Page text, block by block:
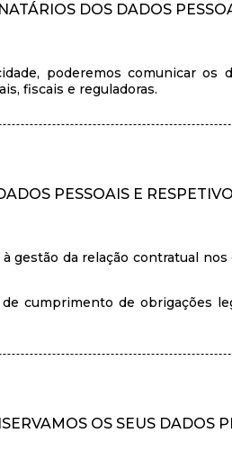
DOS DADOS
poderemos comunicar os
fiscais e reguladoras.
PESSOAIS E
da relação contratual
cumprimento de obrigações
OS SEUS DADOS